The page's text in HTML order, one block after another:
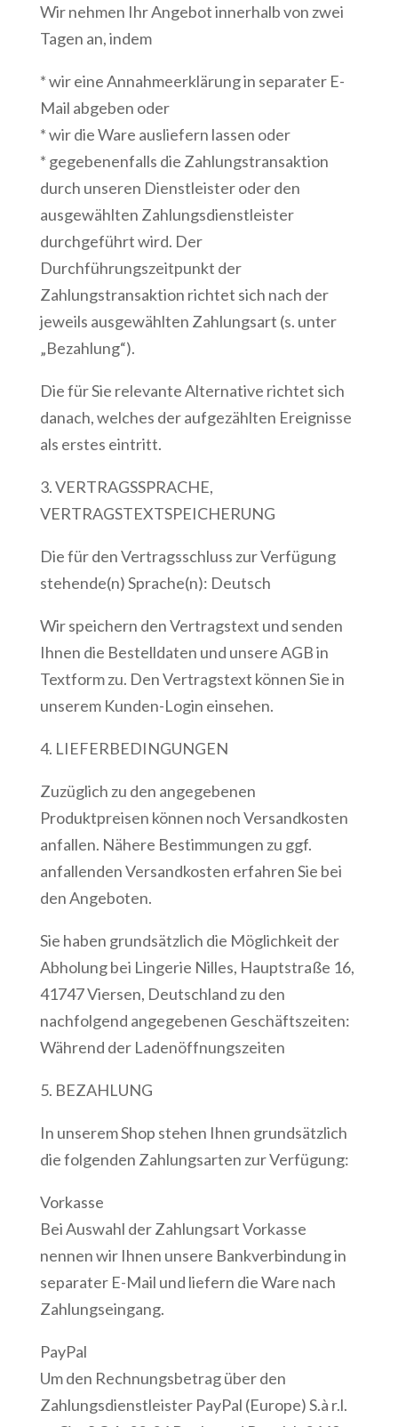
Wir nehmen Ihr Angebot innerhalb von zwei
Tagen an, indem
* wir eine Annahmeerklärung in separater E-
Mail abgeben oder
* wir die Ware ausliefern lassen oder
* gegebenenfalls die Zahlungstransaktion
durch unseren Dienstleister oder den
ausgewählten Zahlungsdienstleister
durchgeführt wird. Der
Durchführungszeitpunkt der
Zahlungstransaktion richtet sich nach der
jeweils ausgewählten Zahlungsart (s. unter
„Bezahlung“).
Die für Sie relevante Alternative richtet sich
danach, welches der aufgezählten Ereignisse
als erstes eintritt.
3. VERTRAGSSPRACHE,
VERTRAGSTEXTSPEICHERUNG
Die für den Vertragsschluss zur Verfügung
stehende(n) Sprache(n): Deutsch
Wir speichern den Vertragstext und senden
Ihnen die Bestelldaten und unsere AGB in
Textform zu. Den Vertragstext können Sie in
unserem Kunden-Login einsehen.
4. LIEFERBEDINGUNGEN
Zuzüglich zu den angegebenen
Produktpreisen können noch Versandkosten
anfallen. Nähere Bestimmungen zu ggf.
anfallenden Versandkosten erfahren Sie bei
den Angeboten.
Sie haben grundsätzlich die Möglichkeit der
Abholung bei Lingerie Nilles, Hauptstraße 16,
41747 Viersen, Deutschland zu den
nachfolgend angegebenen Geschäftszeiten:
Während der Ladenöffnungszeiten
5. BEZAHLUNG
In unserem Shop stehen Ihnen grundsätzlich
die folgenden Zahlungsarten zur Verfügung:
Vorkasse
Bei Auswahl der Zahlungsart Vorkasse
nennen wir Ihnen unsere Bankverbindung in
separater E-Mail und liefern die Ware nach
Zahlungseingang.
PayPal
Um den Rechnungsbetrag über den
Zahlungsdienstleister PayPal (Europe) S.à r.l.